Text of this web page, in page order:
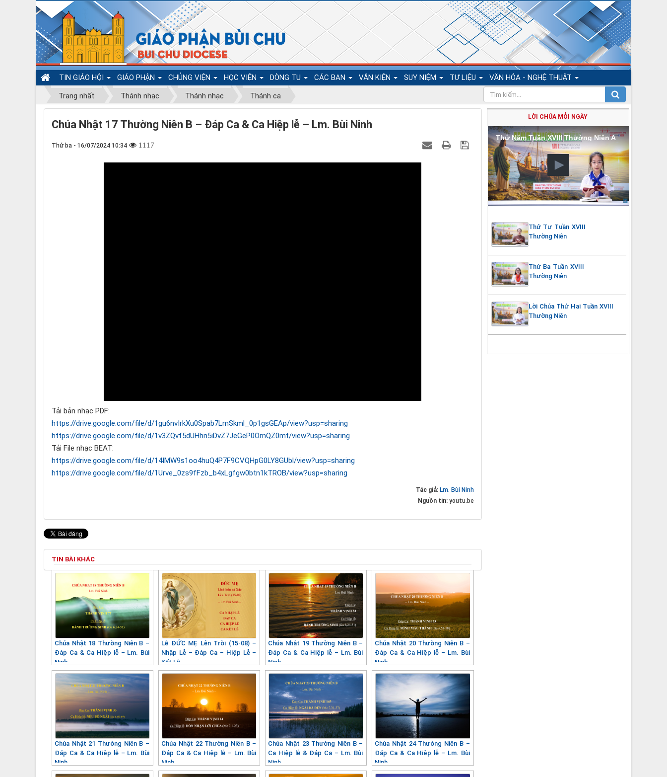
TIN GIÁO HỘI GIÁO PHẬN CHỦNG VIỆN HỌC VIỆN DÒNG TU CÁC BAN VĂN KIỆN SUY NIỆM TƯ LIỆU VĂN HÓA - NGHỆ THUẬT
Trang nhất Thánh nhạc Thánh nhạc Thánh ca
Chúa Nhật 17 Thường Niên B – Đáp Ca & Ca Hiệp lễ – Lm. Bùi Ninh
Thứ ba - 16/07/2024 10:34 1117
Tải bản nhạc PDF:
https://drive.google.com/file/d/1gu6nvIrkXu0Spab7LmSkml_0p1gsGEAp/view?usp=sharing
https://drive.google.com/file/d/1v3ZQvf5dUHhn5iDvZ7JeGeP0OrnQZ0mt/view?usp=sharing
Tải File nhạc BEAT:
https://drive.google.com/file/d/14IMW9s1oo4huQ4P7F9CVQHpG0LY8GUbl/view?usp=sharing
https://drive.google.com/file/d/1Urve_0zs9fFzb_b4xLgfgw0btn1kTROB/view?usp=sharing
Tác giả: Lm. Bùi Ninh
Nguồn tin: youtu.be
TIN BÀI KHÁC
Chúa Nhật 18 Thường Niên B –
Đáp Ca & Ca Hiệp lễ – Lm. Bùi
Ninh
Lễ ĐỨC MẸ Lên Trời (15-08) –
Nhập Lễ – Đáp Ca – Hiệp Lễ –
Kết Lễ
Chúa Nhật 19 Thường Niên B –
Đáp Ca & Ca Hiệp lễ – Lm. Bùi
Ninh
Chúa Nhật 20 Thường Niên B –
Đáp Ca & Ca Hiệp lễ – Lm. Bùi
Ninh
Chúa Nhật 21 Thường Niên B –
Đáp Ca & Ca Hiệp lễ – Lm. Bùi
Ninh
Chúa Nhật 22 Thường Niên B –
Đáp Ca & Ca Hiệp lễ – Lm. Bùi
Ninh
Chúa Nhật 23 Thường Niên B –
Ca Hiệp lễ & Đáp Ca – Lm. Bùi
Ninh
Chúa Nhật 24 Thường Niên B –
Đáp Ca & Ca Hiệp lễ – Lm. Bùi
Ninh
LỜI CHÚA MỖI NGÀY
Thứ Năm Tuần XVIII Thường Niên A
Thứ Tư Tuần XVIII
Thường Niên
Thứ Ba Tuần XVIII
Thường Niên
Lời Chúa Thứ Hai Tuần XVIII
Thường Niên